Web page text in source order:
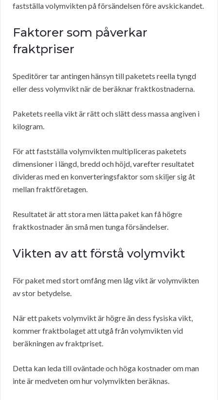
fastställa volymvikten på försändelsen före avskickandet.
Faktorer som påverkar
fraktpriser
Speditörer tar antingen hänsyn till paketets reella tyngd
eller dess volymvikt när de beräknar fraktkostnaderna.
Paketets reella vikt är rätt och slätt dess massa angiven i
kilogram.
För att fastställa volymvikten multipliceras paketets
dimensioner i längd, bredd och höjd, varefter resultatet
divideras med en konverteringsfaktor som skiljer sig åt
mellan fraktföretagen.
Resultatet är att stora men lätta paket kan få högre
fraktkostnader än små men tunga försändelser.
Vikten av att förstå volymvikt
För paket med stort omfång men låg vikt är volymvikten
av stor betydelse.
När ett pakets volymvikt är högre än dess fysiska vikt,
kommer fraktbolaget att utgå från volymvikten vid
beräkningen av fraktpriset.
Detta kan leda till oväntade och höga kostnader om man
inte är medveten om hur volymvikten beräknas.